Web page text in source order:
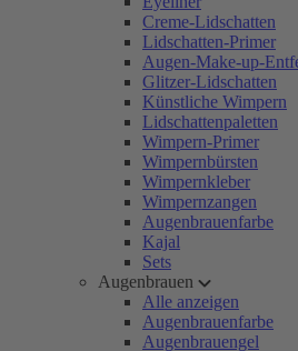
Creme-Lidschatten
Lidschatten-Primer
Augen-Make-up-
Glitzer-Lidschatten
Künstliche Wimpern
Lidschattenpaletten
Wimpern-Primer
Wimpernbürsten
Wimpernkleber
Wimpernzangen
Augenbrauenfarbe
Kajal
Sets
Augenbrauen
Alle anzeigen
Augenbrauenfarbe
Augenbrauengel